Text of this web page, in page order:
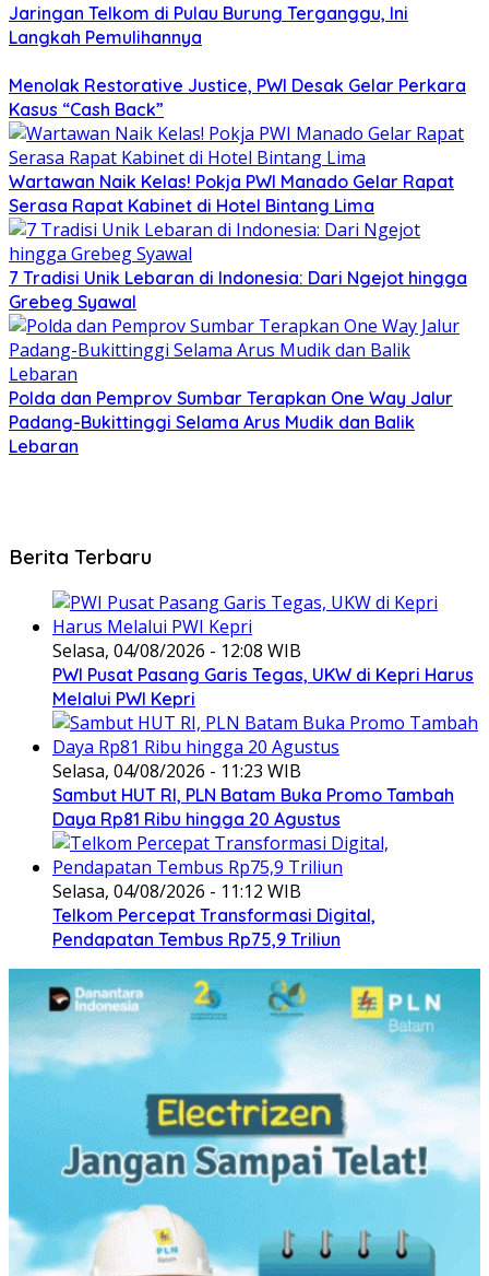
Jaringan Telkom di Pulau Burung Terganggu, Ini
Langkah Pemulihannya
Menolak Restorative Justice, PWI Desak Gelar Perkara
Kasus “Cash Back”
Wartawan Naik Kelas! Pokja PWI Manado Gelar Rapat
Serasa Rapat Kabinet di Hotel Bintang Lima
7 Tradisi Unik Lebaran di Indonesia: Dari Ngejot hingga
Grebeg Syawal
Polda dan Pemprov Sumbar Terapkan One Way Jalur
Padang-Bukittinggi Selama Arus Mudik dan Balik
Lebaran
Berita Terbaru
Selasa, 04/08/2026 - 12:08 WIB
PWI Pusat Pasang Garis Tegas, UKW di Kepri Harus
Melalui PWI Kepri
Selasa, 04/08/2026 - 11:23 WIB
Sambut HUT RI, PLN Batam Buka Promo Tambah
Daya Rp81 Ribu hingga 20 Agustus
Selasa, 04/08/2026 - 11:12 WIB
Telkom Percepat Transformasi Digital,
Pendapatan Tembus Rp75,9 Triliun